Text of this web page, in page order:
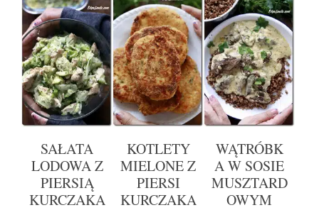
SAŁATA
LODOWA Z
PIERSIĄ
KURCZAKA
KOTLETY
MIELONE Z
PIERSI
KURCZAKA
WĄTRÓBK
A W SOSIE
MUSZTARD
OWYM